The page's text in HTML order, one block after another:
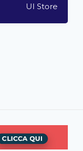
UI Store